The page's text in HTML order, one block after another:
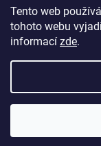
Tento web
tohoto webu
informací zde.
Copyright